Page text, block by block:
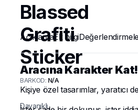
Blassed
Grafiti
Sticker
BARKOD: N/A
Dayanıklı,
Açıklama Ek bilgi
Aracına Karakter Kat!
Kişiye özel tasarımlar, yaratıcı